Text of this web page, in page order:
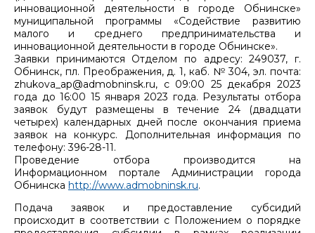
инновационной деятельности в городе Обнинске»
муниципальной программы «Содействие развитию
малого и среднего предпринимательства и
инновационной деятельности в городе Обнинске».
Заявки принимаются Отделом по адресу: 249037, г.
Обнинск, пл. Преображения, д. 1, каб. № 304, эл. почта:
zhukova_ap@admobninsk.ru, с 09:00 25 декабря 2023
года до 16:00 15 января 2023 года. Результаты отбора
заявок будут размещены в течение 24 (двадцати
четырех) календарных дней после окончания приема
заявок на конкурс. Дополнительная информация по
телефону: 396-28-11.
Проведение отбора производится на
Информационном портале Администрации города
Обнинска http://www.admobninsk.ru.
Подача заявок и предоставление субсидий
происходит в соответствии с Положением о порядке